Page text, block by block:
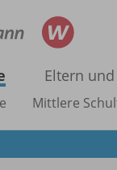
Eltern
Mittlere